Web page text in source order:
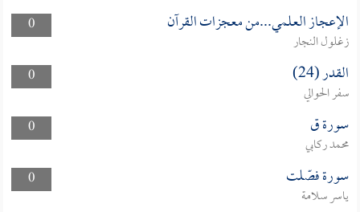
0 الإعجاز العلمي...من معجزات القرآن
زغلول النجار
0
القدر (24)
سفر الحوالي
0
سورة ق
محمد ركابي
0
سورة فصّلت
ياسر سلامة